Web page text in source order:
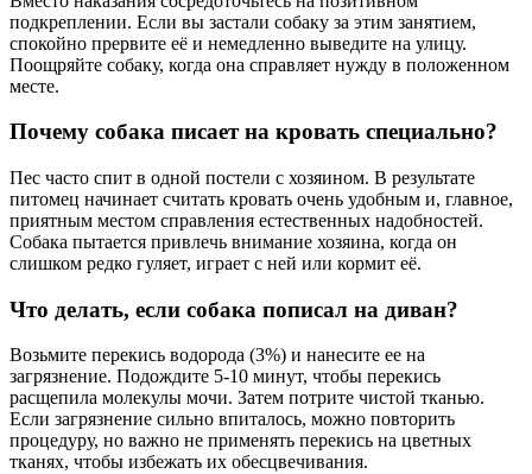
подкреплении. Если вы застали собаку за этим занятием,
спокойно прервите её и немедленно выведите на улицу.
Поощряйте собаку, когда она справляет нужду в положенном
месте.
Почему собака писает на кровать специально?
Пес часто спит в одной постели с хозяином. В результате
питомец начинает считать кровать очень удобным и, главное,
приятным местом справления естественных надобностей.
Собака пытается привлечь внимание хозяина, когда он
слишком редко гуляет, играет с ней или кормит её.
Что делать, если собака пописал на диван?
Возьмите перекись водорода (3%) и нанесите ее на
загрязнение. Подождите 5-10 минут, чтобы перекись
расщепила молекулы мочи. Затем потрите чистой тканью.
Если загрязнение сильно впиталось, можно повторить
процедуру, но важно не применять перекись на цветных
тканях, чтобы избежать их обесцвечивания.